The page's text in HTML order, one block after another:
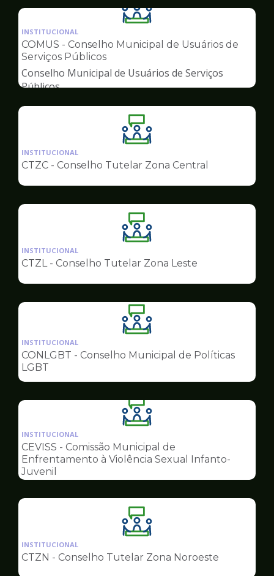
Ilustração
da
pagina
Conselhos
INSTITUCIONAL
COMUS - Conselho Municipal de Usuários de
Serviços Públicos
Conselho Municipal de Usuários de Serviços
Públicos
Ilustração
da
pagina
Conselhos
INSTITUCIONAL
CTZC - Conselho Tutelar Zona Central
Ilustração
da
pagina
Conselhos
INSTITUCIONAL
CTZL - Conselho Tutelar Zona Leste
Ilustração
da
pagina
Conselhos
INSTITUCIONAL
CONLGBT - Conselho Municipal de Políticas
LGBT
Ilustração
da
pagina
de
INSTITUCIONAL
CEVISS - Comissão Municipal de
Enfrentamento à Violência Sexual Infanto-
Juvenil
Ilustração
da
pagina
INSTITUCIONAL
CTZN - Conselho Tutelar Zona Noroeste